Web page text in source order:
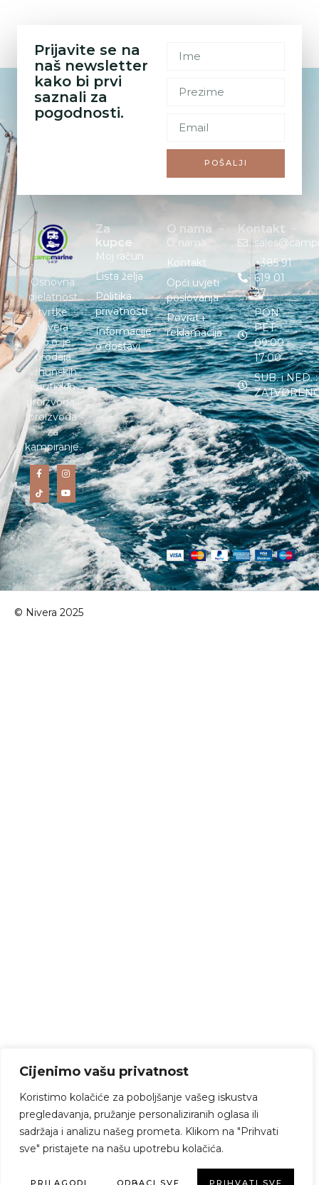
Cijenimo vašu privatnost
Koristimo kolačiće za poboljšanje vašeg iskustva
pregledavanja, pružanje personaliziranih oglasa ili
sadržaja i analizu našeg prometa. Klikom na "Prihvati
sve" pristajete na našu upotrebu kolačića.
PRILAGODI ODBACI SVE PRIHVATI SVE
Prijavite se na
naš newsletter
kako bi prvi
saznali za
pogodnosti.
POŠALJI
Osnovna
djelatnost
tvrtke
Nivera
d.o.o. je
prodaja
vrhunskih
nautičkih
proizvoda i
proizvoda
za
kampiranje.
Za
kupce
Moj račun
Lista želja
Politika
privatnosti
Informacije
o dostavi
O nama
O nama
Kontakt
Opći uvjeti
poslovanja
Povrat i
reklamacija
Kontakt
+385 91
619 01
27
PON. –
PET. :
09:00 –
17:00
SUB. i NED. :
© Nivera 2025